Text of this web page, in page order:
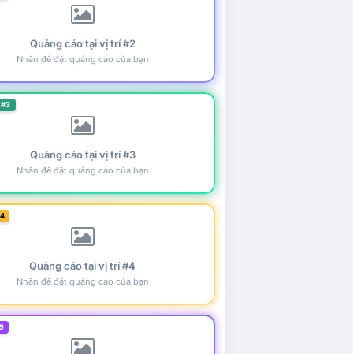
Quảng cáo tại vị trí #2
Nhấn để đặt quảng cáo của bạn
Quảng cáo tại vị trí #3
Nhấn để đặt quảng cáo của bạn
Quảng cáo tại vị trí #4
Nhấn để đặt quảng cáo của bạn